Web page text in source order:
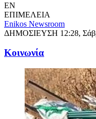
EN
ΕΠΙΜΕΛΕΙΑ
Enikos Newsroom
ΔΗΜΟΣΙΕΥΣΗ 12:28,
Κοινωνία